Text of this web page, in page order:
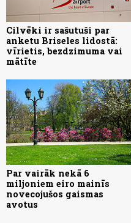
Cilvēki ir sašutuši par
anketu Briseles lidostā:
vīrietis, bezdzimuma vai
mātīte
Par vairāk nekā 6
miljoniem eiro mainīs
novecojušos gaismas
avotus